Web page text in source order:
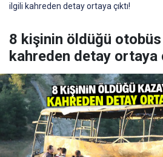
ilgili kahreden detay ortaya çıktı!
8 kişinin öldüğü
kahreden detay ortaya